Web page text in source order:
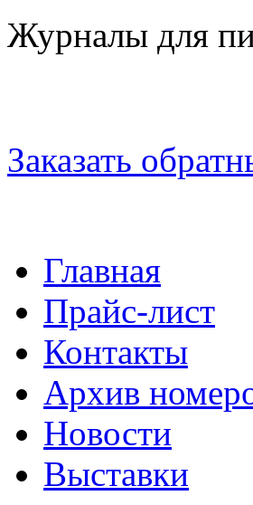
Журналы для
Заказать
Главная
Прайс-лист
Контакты
Архив
Новости
Выставки